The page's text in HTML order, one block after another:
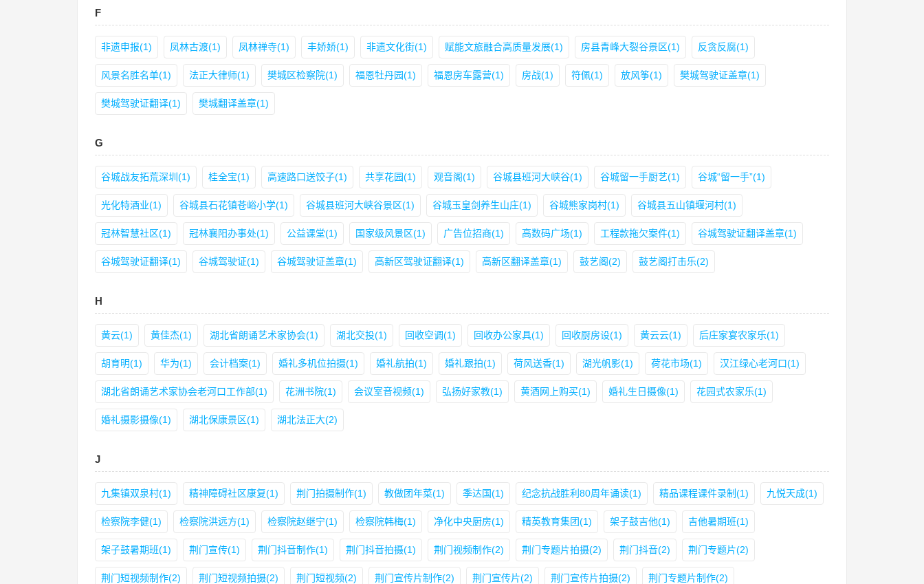
F
非遗申报(1) 凤林古渡(1) 凤林禅寺(1) 丰娇娇(1) 非遗文化街(1) 赋能文旅融合高质量发展(1) 房县青峰大裂谷景区(1) 反贪反腐(1)
风景名胜名单(1) 法正大律师(1) 樊城区检察院(1) 福恩牡丹园(1) 福恩房车露营(1) 房战(1) 符佩(1) 放风筝(1) 樊城驾驶证盖章(1)
樊城驾驶证翻译(1) 樊城翻译盖章(1)
G
谷城战友拓荒深圳(1) 桂全宝(1) 高速路口送饺子(1) 共享花园(1) 观音阁(1) 谷城县班河大峡谷(1) 谷城留一手厨艺(1) 谷城“留一手”(1)
光化特酒业(1) 谷城县石花镇苍峪小学(1) 谷城县班河大峡谷景区(1) 谷城玉皇剑养生山庄(1) 谷城熊家岗村(1) 谷城县五山镇堰河村(1)
冠林智慧社区(1) 冠林襄阳办事处(1) 公益课堂(1) 国家级风景区(1) 广告位招商(1) 高数码广场(1) 工程款拖欠案件(1) 谷城驾驶证翻译盖章(1)
谷城驾驶证翻译(1) 谷城驾驶证(1) 谷城驾驶证盖章(1) 高新区驾驶证翻译(1) 高新区翻译盖章(1) 鼓艺阁(2) 鼓艺阁打击乐(2)
H
黄云(1) 黄佳杰(1) 湖北省朗诵艺术家协会(1) 湖北交投(1) 回收空调(1) 回收办公家具(1) 回收厨房设(1) 黄云云(1) 后庄家宴农家乐(1)
胡育明(1) 华为(1) 会计档案(1) 婚礼多机位拍摄(1) 婚礼航拍(1) 婚礼跟拍(1) 荷风送香(1) 湖光帆影(1) 荷花市场(1) 汉江绿心老河口(1)
湖北省朗诵艺术家协会老河口工作部(1) 花洲书院(1) 会议室音视频(1) 弘扬好家教(1) 黄酒网上购买(1) 婚礼生日摄像(1) 花园式农家乐(1)
婚礼摄影摄像(1) 湖北保康景区(1) 湖北法正大(2)
J
九集镇双泉村(1) 精神障碍社区康复(1) 荆门拍摄制作(1) 教做团年菜(1) 季达国(1) 纪念抗战胜利80周年诵读(1) 精品课程课件录制(1) 九悦天成(1)
检察院李健(1) 检察院洪远方(1) 检察院赵继宁(1) 检察院韩梅(1) 净化中央厨房(1) 精英教育集团(1) 架子鼓吉他(1) 吉他暑期班(1)
架子鼓暑期班(1) 荆门宣传(1) 荆门抖音制作(1) 荆门抖音拍摄(1) 荆门视频制作(2) 荆门专题片拍摄(2) 荆门抖音(2) 荆门专题片(2)
荆门短视频制作(2) 荆门短视频拍摄(2) 荆门短视频(2) 荆门宣传片制作(2) 荆门宣传片(2) 荆门宣传片拍摄(2) 荆门专题片制作(2)